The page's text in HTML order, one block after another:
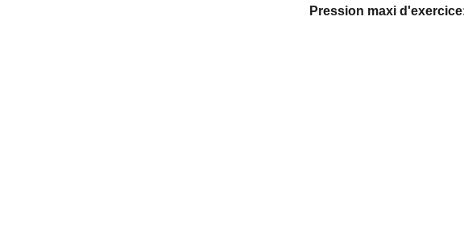
Pression maxi d'exercice: